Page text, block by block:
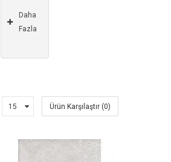
Daha
Fazla
Ürün Karşılaştır (0)